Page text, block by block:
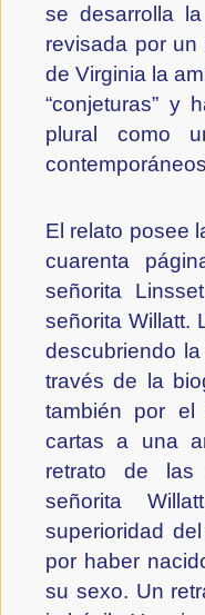
se desarrolla
revisada por
de Virginia la
“conjeturas” y
plural como
El relato posee
cuarenta
señorita
señorita Willatt.
descubriendo
través de la
también por
cartas a una
retrato de las
señorita
superioridad
por haber
su sexo. Un